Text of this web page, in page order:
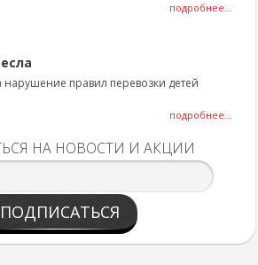
подробнее...
правил перевозки детей
подробнее...
НА НОВОСТИ И АКЦИИ
ПОДПИСАТЬСЯ